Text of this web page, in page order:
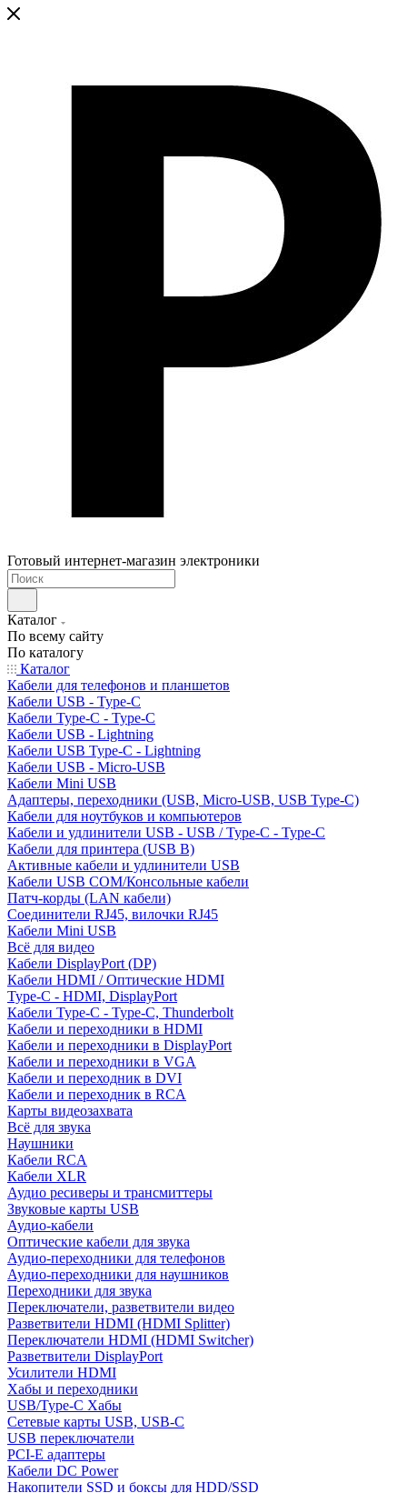
Готовый интернет-магазин электроники
Каталог
По всему сайту
По каталогу
Каталог
Кабели для телефонов и планшетов
Кабели USB - Type-C
Кабели Type-C - Type-C
Кабели USB - Lightning
Кабели USB Type-C - Lightning
Кабели USB - Micro-USB
Кабели Mini USB
Адаптеры, переходники (USB, Micro-USB, USB Type-C)
Кабели для ноутбуков и компьютеров
Кабели и удлинители USB - USB / Type-C - Type-C
Кабели для принтера (USB B)
Активные кабели и удлинители USB
Кабели USB COM/Консольные кабели
Патч-корды (LAN кабели)
Соединители RJ45, вилочки RJ45
Кабели Mini USB
Всё для видео
Кабели DisplayPort (DP)
Кабели HDMI / Оптические HDMI
Type-C - HDMI, DisplayPort
Кабели Type-C - Type-C, Thunderbolt
Кабели и переходники в HDMI
Кабели и переходники в DisplayPort
Кабели и переходники в VGA
Кабели и переходник в DVI
Кабели и переходник в RCA
Карты видеозахвата
Всё для звука
Наушники
Кабели RCA
Кабели XLR
Аудио ресиверы и трансмиттеры
Звуковые карты USB
Аудио-кабели
Оптические кабели для звука
Аудио-переходники для телефонов
Аудио-переходники для наушников
Переходники для звука
Переключатели, разветвители видео
Разветвители HDMI (HDMI Splitter)
Переключатели HDMI (HDMI Switcher)
Разветвители DisplayPort
Усилители HDMI
Хабы и переходники
USB/Type-C Хабы
Сетевые карты USB, USB-C
USB переключатели
PCI-E адаптеры
Кабели DC Power
Накопители SSD и боксы для HDD/SSD